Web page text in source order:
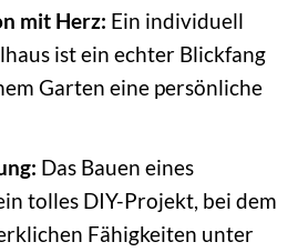
mit Herz: Ein individuell
ist ein echter Blickfang
Garten eine persönliche
Das Bauen eines
tolles DIY-Projekt, bei dem
Fähigkeiten unter